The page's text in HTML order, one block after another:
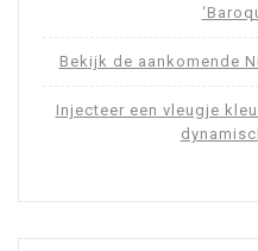
Bekijk de aankomende
Injecteer een vleugje